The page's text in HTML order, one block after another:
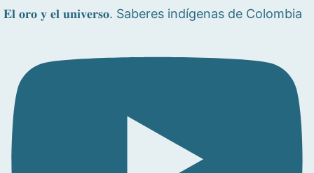
𝐄𝐥 𝐨𝐫𝐨 𝐲 𝐞𝐥 𝐮𝐧𝐢𝐯𝐞𝐫𝐬𝐨. Saberes indígenas de Colombia